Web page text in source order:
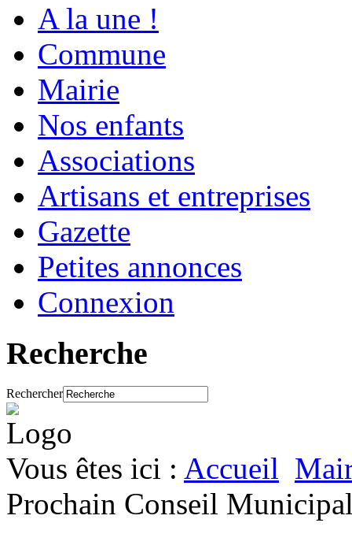
A la une !
Commune
Mairie
Nos enfants
Associations
Artisans et entreprises
Gazette
Petites annonces
Connexion
Recherche
Rechercher
Vous êtes ici : Accueil
Prochain Conseil